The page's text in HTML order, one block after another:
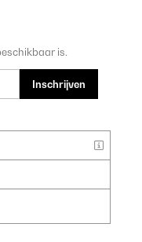
is.
Inschrijven